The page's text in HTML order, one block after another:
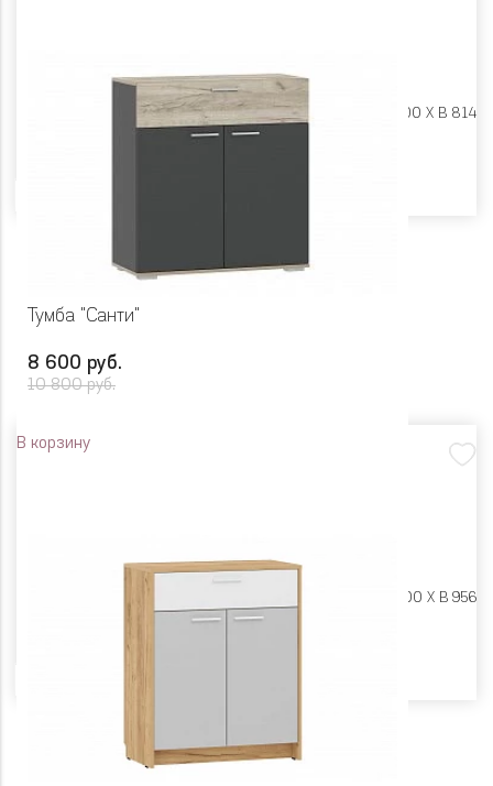
Ш 900 X Г 400 X В 814
Тумба "Санти"
8 600 руб.
10 800 руб.
В корзину
Ш 900 X Г 400 X В 956